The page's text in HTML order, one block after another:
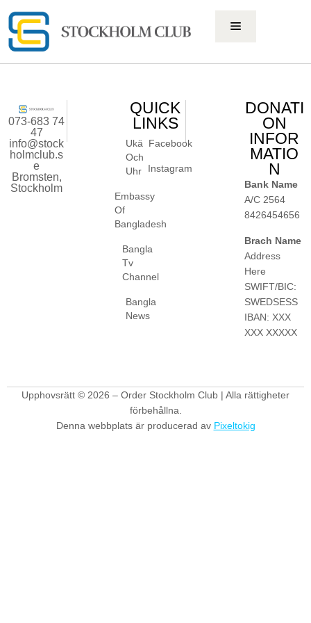
073-683 74
47
info@stock
holmclub.s
e
Bromsten,
Stockholm
QUICK
LINKS
Ukä
Och
Uhr
Embassy
Of
Bangladesh
Bangla
Tv
Channel
Bangla
News
Facebook
Instagram
DONATI
ON
INFOR
MATIO
N
Bank Name
A/C 2564
8426454656
Brach Name
Address
Here
SWIFT/BIC:
SWEDSESS
IBAN: XXX
XXX XXXXX
Upphovsrätt © 2026 – Order Stockholm Club | Alla rättigheter
förbehållna.
Denna webbplats är producerad av Pixeltokig